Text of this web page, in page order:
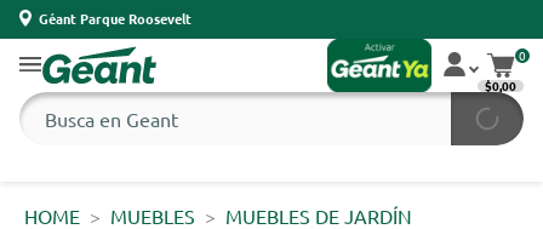
Géant Parque Roosevelt
0
$0,00
HOME MUEBLES
MUEBLES DE JARDÍN